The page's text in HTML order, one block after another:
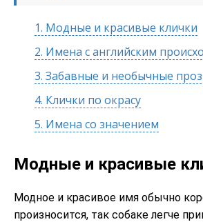
1. Модные и красивые клички
2. Имена с английским
3. Забавные и необычные
4. Клички по окрасу
5. Имена со значением
Модные и красивые
Модное и красивое имя обычно
произносится, так собаке легче